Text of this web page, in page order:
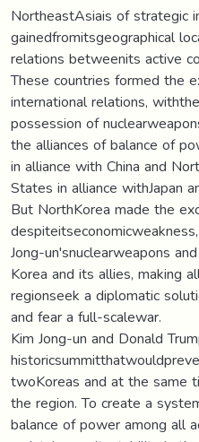
NortheastAsiais of strategic
gainedfromitsgeographical
relations betweenits active
These countries formed the
international relations,
possession of
the alliances of balance of
in alliance with China and
States in alliance withJapan
But NorthKorea made the
Jong-un'snuclearweapons
Korea and its allies, making
regionseek a diplomatic
and fear a full-scalewar.
Kim Jong-un and Donald
twoKoreas and at the same
the region. To create a
balance of power among all